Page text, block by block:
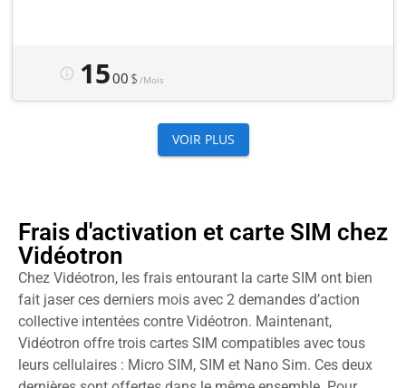
Frais d'activation et carte SIM chez
Vidéotron
Chez Vidéotron, les frais entourant la carte SIM ont bien
fait jaser ces derniers mois avec 2 demandes d’action
collective intentées contre Vidéotron. Maintenant,
Vidéotron offre trois cartes SIM compatibles avec tous
leurs cellulaires : Micro SIM, SIM et Nano Sim. Ces deux